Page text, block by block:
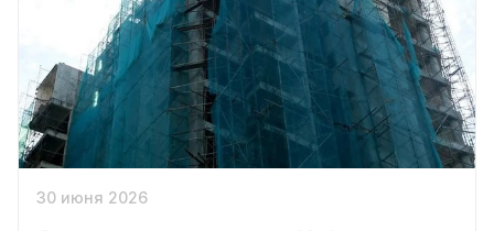
30 июня 2026